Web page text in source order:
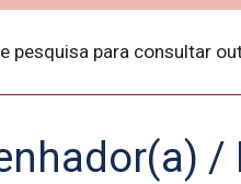
pesquisa para consultar
/